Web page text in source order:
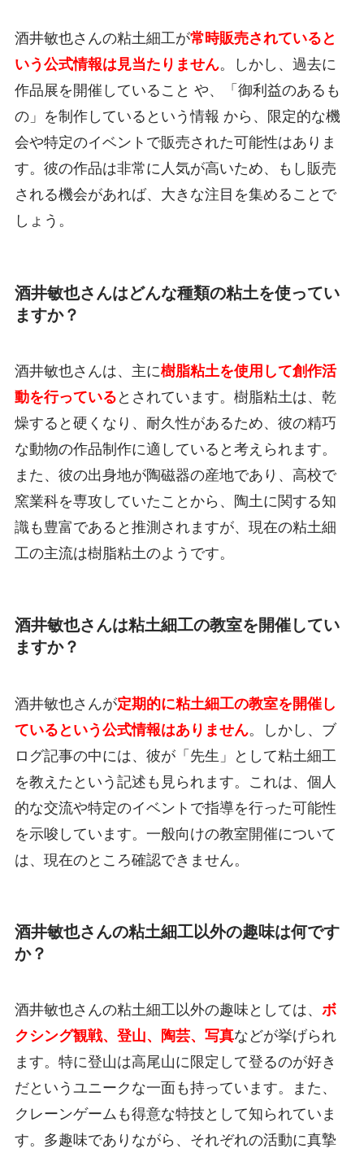
酒井敏也さんの粘土細工が常時販売されていると
いう公式情報は見当たりません。しかし、過去に
作品展を開催していること や、「御利益のあるも
の」を制作しているという情報 から、限定的な機
会や特定のイベントで販売された可能性はありま
す。彼の作品は非常に人気が高いため、もし販売
される機会があれば、大きな注目を集めることで
しょう。
酒井敏也さんはどんな種類の粘土を使ってい
ますか？
酒井敏也さんは、主に樹脂粘土を使用して創作活
動を行っている とされています。樹脂粘土は、乾
燥すると硬くなり、耐久性があるため、彼の精巧
な動物の作品制作に適していると考えられます。
また、彼の出身地が陶磁器の産地であり、高校で
窯業科を専攻していたことから、陶土に関する知
識も豊富であると推測されますが、現在の粘土細
工の主流は樹脂粘土のようです。
酒井敏也さんは粘土細工の教室を開催してい
ますか？
酒井敏也さんが定期的に粘土細工の教室を開催し
ているという公式情報はありません。しかし、ブ
ログ記事の中には、彼が「先生」として粘土細工
を教えたという記述も見られます。これは、個人
的な交流や特定のイベントで指導を行った可能性
を示唆しています。一般向けの教室開催について
は、現在のところ確認できません。
酒井敏也さんの粘土細工以外の趣味は何です
か？
酒井敏也さんの粘土細工以外の趣味としては、 ボ
クシング観戦、登山、陶芸、写真などが挙げられ
ます。特に登山は高尾山に限定して登るのが好き
だというユニークな一面も持っています。また、
クレーンゲームも得意な特技として知られていま
す。多趣味でありながら、それぞれの活動に真摯